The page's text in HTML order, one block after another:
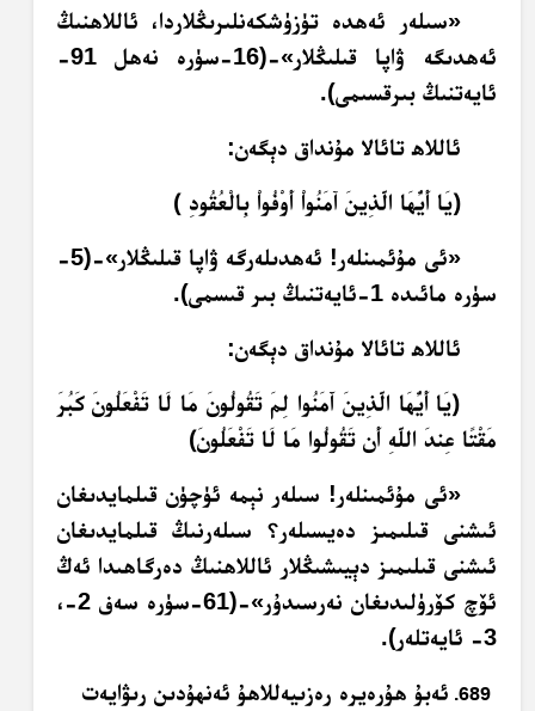
«سىلەر ئەھدە تۈزۈشكەنلىرىڭلاردا، ئاللاھنىڭ
ئەھدىگە ۋاپا قىلىڭلار»-(16-سۈرە نەھل 91-
ئايەتنىڭ بىرقسىمى).
ئاللاھ تائالا مۇنداق دېگەن:
﴿يَا أَيُّهَا الَّذِينَ آمَنُواْ أَوْفُواْ بِالْعُقُودِ ﴾
«ئى مۇئمىنلەر! ئەھدىلەرگە ۋاپا قىلىڭلار»-(5-
سۈرە مائىدە 1-ئايەتنىڭ بىر قىسمى).
ئاللاھ تائالا مۇنداق دېگەن:
﴿يَا أَيُّهَا الَّذِينَ آَمَنُوا لِمَ تَقُولُونَ مَا لَا تَفْعَلُونَ كَبُرَ
مَقْتًا عِندَ اللَّهِ أَن تَقُولُوا مَا لَا تَفْعَلُونَ﴾
«ئى مۇئمىنلەر! سىلەر نېمە ئۈچۈن قىلمايدىغان
ئىشنى قىلىمىز دەيسىلەر؟ سىلەرنىڭ قىلمايدىغان
ئىشنى قىلىمىز دېيىشىڭلار ئاللاھنىڭ دەرگاھىدا ئەڭ
ئۆچ كۆرۈلىدىغان نەرسىدۇر»-(61-سۈرە سەف 2-،
3- ئايەتلەر).
ئەبۇ ھۇرەيرە رەزىيەللاھۇ ئەنھۇدىن رىۋايەت